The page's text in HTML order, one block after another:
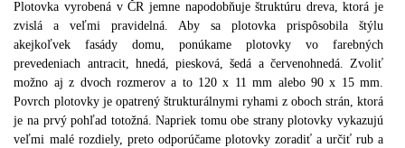
Plotovka vyrobená v ČR jemne napodobňuje štruktúru dreva, ktorá je
zvislá a veľmi pravidelná.
Aby sa plotovka prispôsobila štýlu
akejkoľvek fasády domu, ponúkame plotovky vo farebných
prevedeniach antracit, hnedá, piesková, šedá a červenohnedá. Zvoliť
možno aj z dvoch rozmerov a to 120 x 11 mm alebo 90 x 15 mm.
Povrch plotovky je opatrený štrukturálnymi ryhami z oboch strán, ktorá
je na prvý pohľad totožná. Napriek tomu obe strany plotovky vykazujú
veľmi malé rozdiely, preto odporúčame plotovky zoradiť a určiť rub a